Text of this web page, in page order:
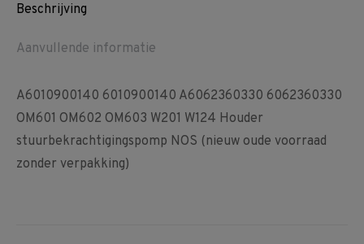
Beschrijving
Aanvullende informatie
A6010900140 6010900140 A6062360330 6062360330
OM601 OM602 OM603 W201 W124 Houder
stuurbekrachtigingspomp NOS (nieuw oude voorraad
zonder verpakking)